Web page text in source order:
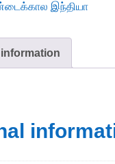
இந்தியா